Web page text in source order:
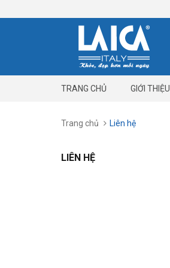
TRANG CHỦ GIỚI THIỆU
Trang chủ Liên hệ
LIÊN HỆ